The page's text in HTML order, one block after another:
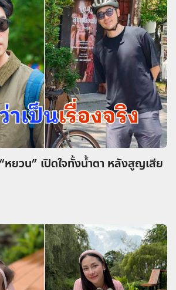
หยวน” เปิดใจทั้งน้ำตา หลังสูญเสีย